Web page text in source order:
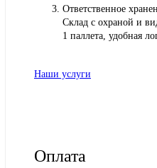
Ответственное
Склад с охраной и
1 паллета, удобная
Наши услуги
Оплата